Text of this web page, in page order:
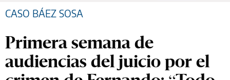
CASO BÁEZ SOSA
Primera semana de
audiencias del juicio por el